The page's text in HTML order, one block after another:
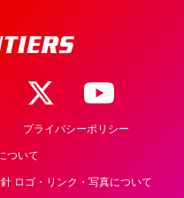
プライバシーポリシー
ついて
ロゴ・リンク・写真について